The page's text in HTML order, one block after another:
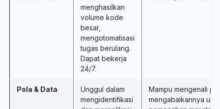
menghasilkan
volume kode
besar,
mengotomatisasi
tugas berulang.
Dapat bekerja
24/7.
Pola & Data
Unggul dalam
mengidentifikasi
Mampu mengenali
mengabaikannya